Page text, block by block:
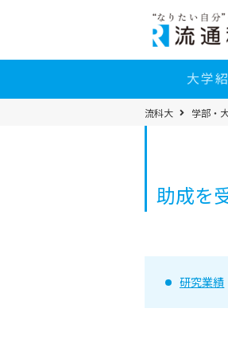
へ
大学
パ
ン
流科大 学部・
助成を
研究業績